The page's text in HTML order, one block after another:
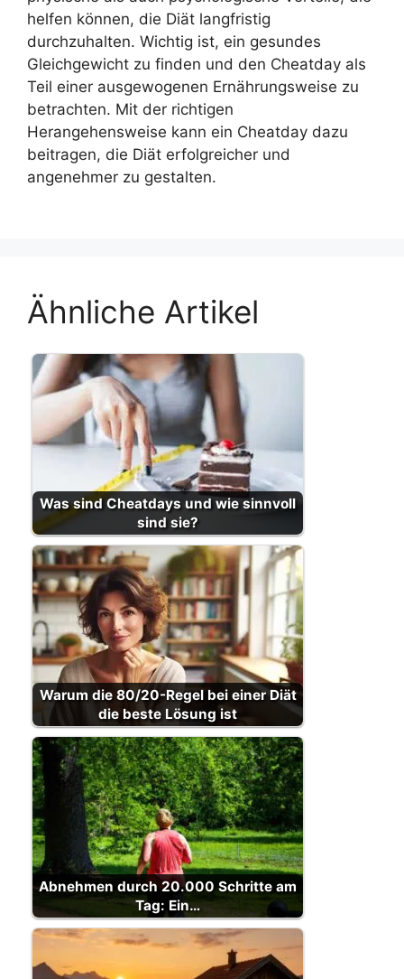
helfen können, die Diät langfristig
durchzuhalten. Wichtig ist, ein gesundes
Gleichgewicht zu finden und den Cheatday als
Teil einer ausgewogenen Ernährungsweise zu
betrachten. Mit der richtigen
Herangehensweise kann ein Cheatday dazu
beitragen, die Diät erfolgreicher und
angenehmer zu gestalten.
Ähnliche Artikel
Was sind Cheatdays und wie sinnvoll
sind sie?
Warum die 80/20-Regel bei einer Diät
die beste Lösung ist
Abnehmen durch 20.000 Schritte am
Tag: Ein…